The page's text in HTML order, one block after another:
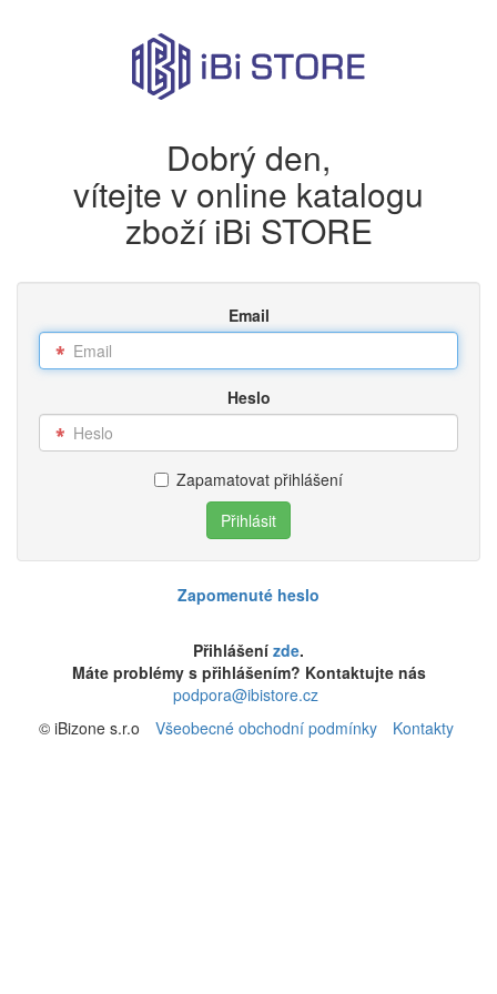
Dobrý den,
vítejte v online katalogu
zboží iBi STORE
Email
Heslo
Zapamatovat přihlášení
Zapomenuté heslo
Přihlášení zde.
Máte problémy s přihlášením? Kontaktujte nás
podpora@ibistore.cz
© iBizone s.r.o
Všeobecné obchodní podmínky Kontakty